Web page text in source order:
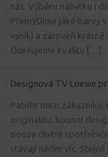
nás. Výběru nábytku i
Přemýšlíme jaké barvy
vynikl a zároveň
Oceňujeme kvalitu […]
Designová TV Loewe
Patříte mezi zákazníky,
originalitu, luxusní
pouze chytré
stávají něčím víc.